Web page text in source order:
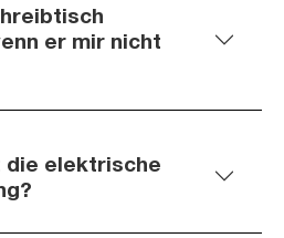
er mir nicht
die elektrische